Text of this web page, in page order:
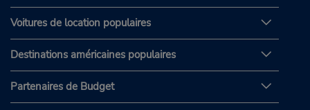
Voitures de location populaires
Destinations américaines populaires
Partenaires de Budget